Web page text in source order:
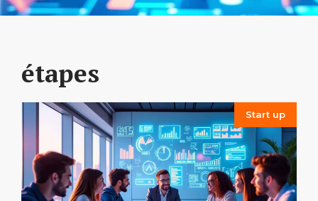
étapes
Start up